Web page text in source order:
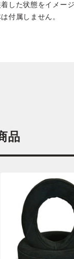
した状態をイメー
付属しません。
品